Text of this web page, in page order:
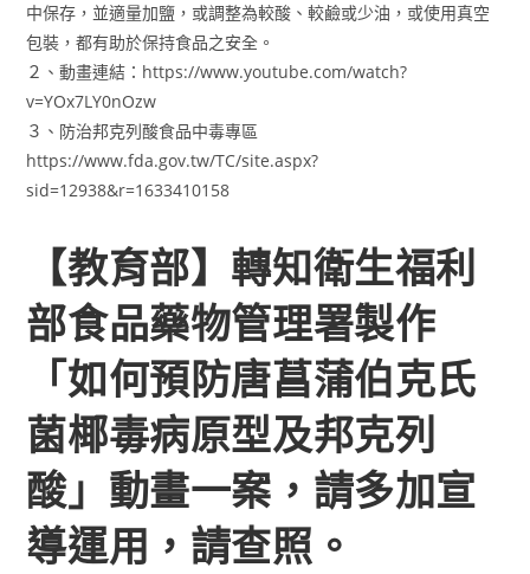
中保存，並適量加鹽，或調整為較酸、較鹼或少油，或使用真空
包裝，都有助於保持食品之安全。
２、動畫連結：https://www.youtube.com/watch?
v=YOx7LY0nOzw
３、防治邦克列酸食品中毒專區
https://www.fda.gov.tw/TC/site.aspx?
sid=12938&r=1633410158
【教育部】轉知衛生福利
部食品藥物管理署製作
「如何預防唐菖蒲伯克氏
菌椰毒病原型及邦克列
酸」動畫一案，請多加宣
導運用，請查照。